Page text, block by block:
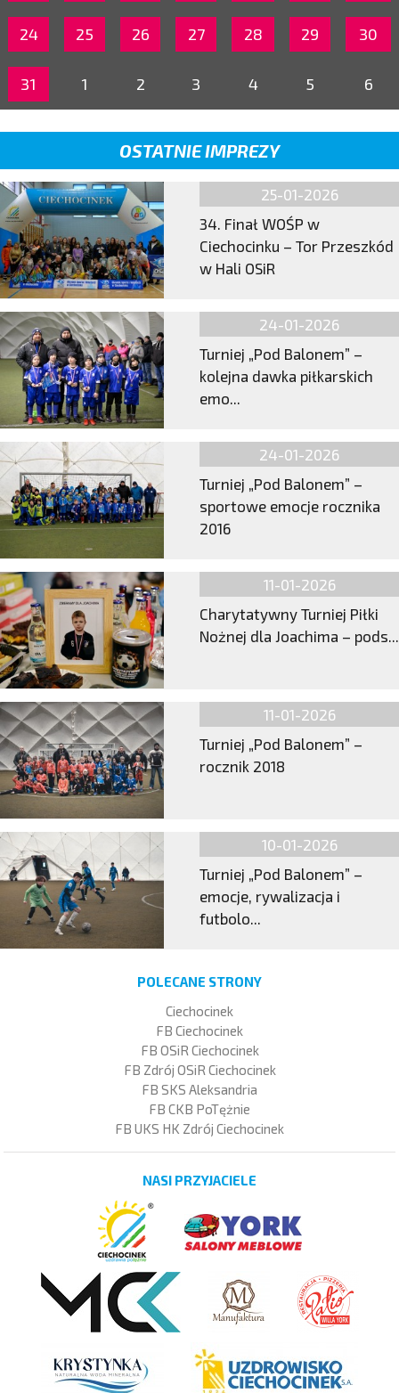
24 25 26 27 28 29 30
31 1 2 3 4 5 6
OSTATNIE IMPREZY
25-01-2026
34. Finał WOŚP w
Ciechocinku – Tor Przeszkód
w Hali OSiR
24-01-2026
Turniej „Pod Balonem” –
kolejna dawka piłkarskich
emo...
24-01-2026
Turniej „Pod Balonem” –
sportowe emocje rocznika
2016
11-01-2026
Charytatywny Turniej Piłki
Nożnej dla Joachima – pods...
11-01-2026
Turniej „Pod Balonem” –
rocznik 2018
10-01-2026
Turniej „Pod Balonem” –
emocje, rywalizacja i
futbolo...
POLECANE STRONY
Ciechocinek
FB Ciechocinek
FB OSiR Ciechocinek
FB Zdrój OSiR Ciechocinek
FB SKS Aleksandria
FB CKB PoTężnie
FB UKS HK Zdrój Ciechocinek
NASI PRZYJACIELE